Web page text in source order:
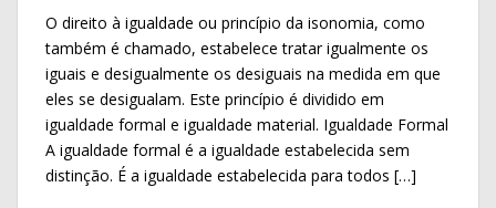
e
b
o
o
k
itt
er
ar
e
O direito à igualdade ou princípio da isonomia, como
também é chamado, estabelece tratar igualmente os
iguais e desigualmente os desiguais na medida em que
eles se desigualam. Este princípio é dividido em
igualdade formal e igualdade material. Igualdade Formal
A igualdade formal é a igualdade estabelecida sem
distinção. É a igualdade estabelecida para todos […]